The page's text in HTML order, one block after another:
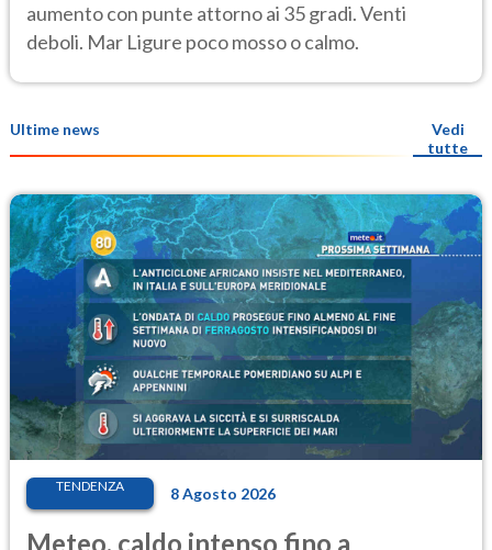
aumento con punte attorno ai 35 gradi. Venti
deboli. Mar Ligure poco mosso o calmo.
Ultime news
Vedi
tutte
TENDENZA 8 Agosto 2026
Meteo, caldo intenso fino a